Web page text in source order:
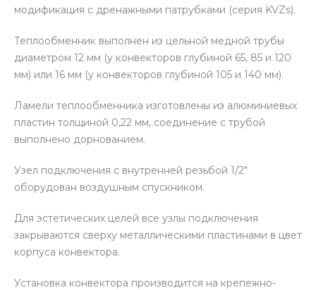
модификация с дренажными патрубками (серия KVZs).
Теплообменник выполнен из цельной медной трубы
диаметром 12 мм (у конвекторов глубиной 65, 85 и 120
мм) или 16 мм (у конвекторов глубиной 105 и 140 мм).
Ламели теплообменника изготовлены из алюминиевых
пластин толщиной 0,22 мм, соединение с трубой
выполнено дорнованием.
Узел подключения с внутренней резьбой 1/2″
оборудован воздушным спускником.
Для эстетических целей все узлы подключения
закрываются сверху металлическими пластинами в цвет
корпуса конвектора.
Установка конвектора производится на крепежно-